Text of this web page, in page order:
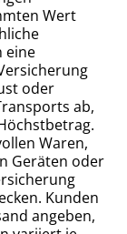
Wert
eine
oder
ab,
Waren,
Geräten oder
Kunden
angeben,